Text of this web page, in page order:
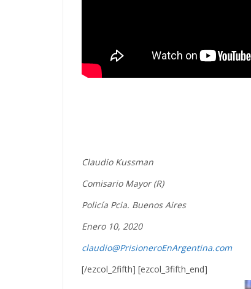
Claudio Kussman
Comisario Mayor (R)
Policía Pcia. Buenos Aires
Enero 10, 2020
claudio@PrisioneroEnArgentina.com
[/ezcol_2fifth] [ezcol_3fifth_end]